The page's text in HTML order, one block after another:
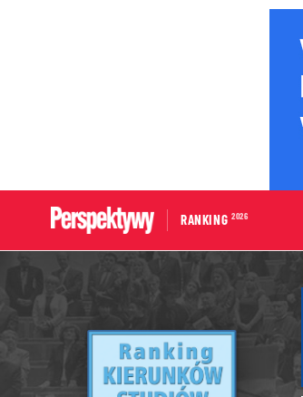
RANKING 2026
Portal edukacyjny
Aktualności edukacyjne